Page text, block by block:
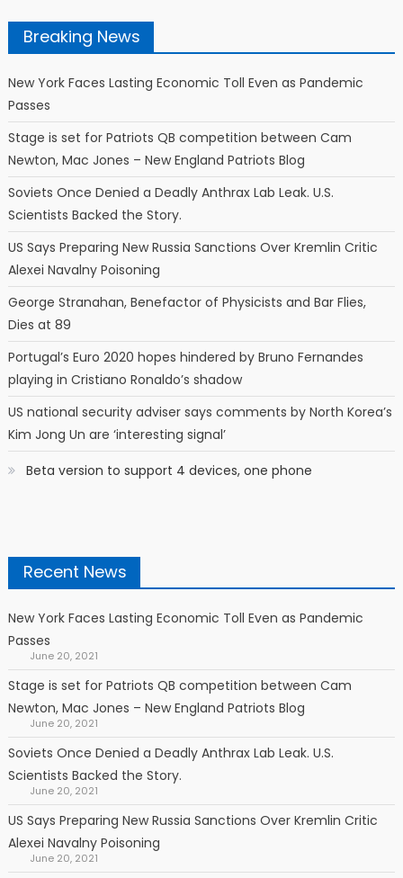
Breaking News
New York Faces Lasting Economic Toll Even as Pandemic
Passes
Stage is set for Patriots QB competition between Cam
Newton, Mac Jones – New England Patriots Blog
Soviets Once Denied a Deadly Anthrax Lab Leak. U.S.
Scientists Backed the Story.
US Says Preparing New Russia Sanctions Over Kremlin Critic
Alexei Navalny Poisoning
George Stranahan, Benefactor of Physicists and Bar Flies,
Dies at 89
Portugal’s Euro 2020 hopes hindered by Bruno Fernandes
playing in Cristiano Ronaldo’s shadow
US national security adviser says comments by North Korea’s
Kim Jong Un are ‘interesting signal’
Beta version to support 4 devices, one phone
Recent News
New York Faces Lasting Economic Toll Even as Pandemic
Passes
June 20, 2021
Stage is set for Patriots QB competition between Cam
Newton, Mac Jones – New England Patriots Blog
June 20, 2021
Soviets Once Denied a Deadly Anthrax Lab Leak. U.S.
Scientists Backed the Story.
June 20, 2021
US Says Preparing New Russia Sanctions Over Kremlin Critic
Alexei Navalny Poisoning
June 20, 2021